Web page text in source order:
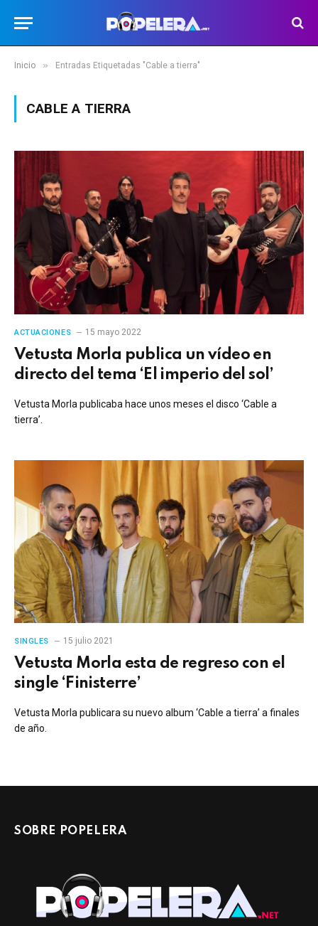
Inicio » Entradas Etiquetadas "Cable a tierra"
CABLE A TIERRA
ACTUACIONES 15 mayo 2022
Vetusta Morla publica un vídeo en
directo del tema ‘El imperio del sol’
Vetusta Morla publicaba hace unos meses el disco ‘Cable a
tierra’.
SINGLES 15 julio 2021
Vetusta Morla esta de regreso con el
single ‘Finisterre’
Vetusta Morla publicara su nuevo album ‘Cable a tierra’ a finales
de año.
SOBRE POPELERA